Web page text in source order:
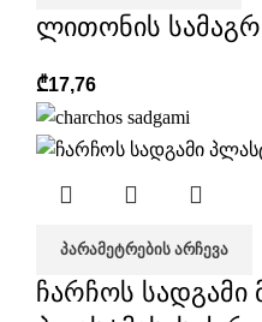
ლითონის
₾17,76
ᲞᲐᲠᲐᲛᲔᲢᲠᲔᲑᲘᲡ ᲐᲠᲩᲔᲕᲐ
ჩარჩოს სადგამი